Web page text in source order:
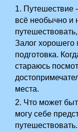
1. Путешествие
всё необычно и
Залог хорошего
подготовка.
стараюсь
места.
2. Что может
могу себе